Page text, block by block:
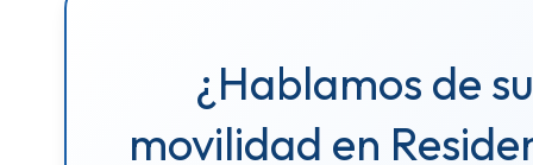
¿Hablamos de su
movilidad en